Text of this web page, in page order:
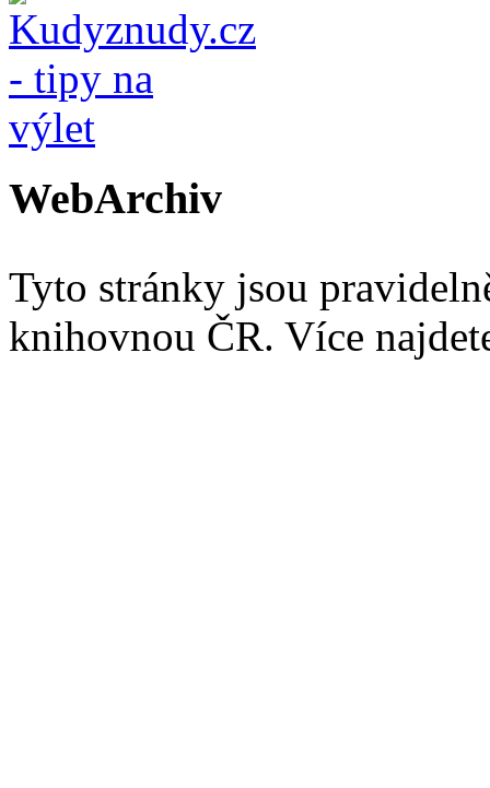
WebArchiv
Tyto stránky jsou
knihovnou ČR. Více